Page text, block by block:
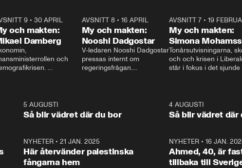
9• 30 APRIL
och makten:
Damberg
och
och Makten.
AVSNITT 8• 16 APRIL
My och makten:
Nooshi Dadgostar
V-ledaren Nooshi Dadgostar
pressas internt om
regeringsfrågan.
– Vi ställer upp i val. Ska vi
vara med så sitter vi förstås
AVSNITT 7• 19
My och makten:
Simona
Tonårsutvisningarna,
och och krisen i
står i fokus i det sjunde
kommentator My
Rohwedder ställer
utbildnings- och
Mohamsson till svars.
1:065 AUGUSTI
Så blir vädret där du bor
4 AUGUSTI
Så blir vädret där
NYHETER •21 JAN. 2025
Här återvänder palestinska
fångarna hem
NYHETER• 16 JAN.
Ahmed, 40, är
tillbaka till